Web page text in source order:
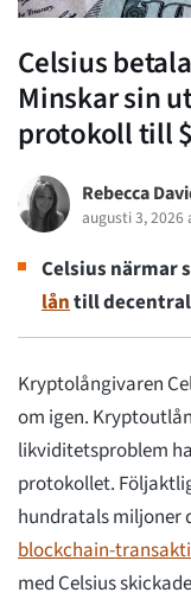
Celsius
Minskar sin
protokoll till
Rebecca
augusti 3, 2026
Celsius närmar
låntill
Kryptolångivaren
om igen.
likviditetsproblem
protokollet.
hundratals miljoner
blockchain-
med Celsius